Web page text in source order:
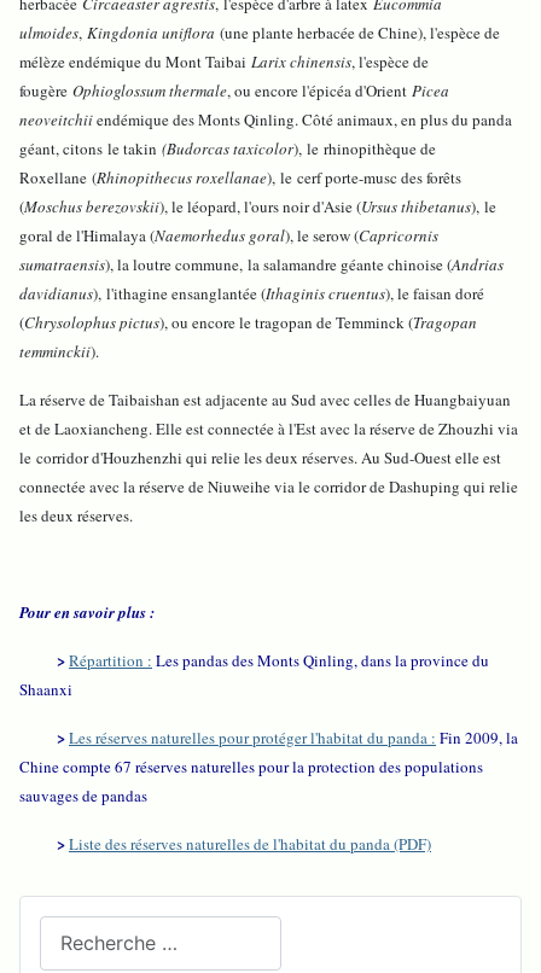
ulmoides, Kingdonia uniflora (une plante herbacée de Chine), l'espèce de
mélèze endémique du Mont Taibai Larix chinensis, l'espèce de
fougère Ophioglossum thermale, ou encore l'épicéa d'Orient Picea
neoveitchiiendémique des Monts Qinling. Côté animaux, en plus du panda
géant, citons le takin (Budorcas taxicolor), le rhinopithèque de
Roxellane (Rhinopithecus roxellanae), le cerf porte-musc des forêts
(Moschus berezovskii), le léopard, l'ours noir d'Asie (Ursus thibetanus), le
goral de l'Himalaya (Naemorhedus goral), le serow (Capricornis
sumatraensis), la loutre commune, la salamandre géante chinoise (Andrias
davidianus), l'ithagine ensanglantée (Ithaginis cruentus), le faisan doré
(Chrysolophus pictus), ou encore le tragopan de Temminck (Tragopan
temminckii).
La réserve de Taibaishan est adjacente au Sud avec celles de Huangbaiyuan
et de Laoxiancheng. Elle est connectée à l'Est avec la réserve de Zhouzhi via
le corridor d'Houzhenzhi qui relie les deux réserves. Au Sud-Ouest elle est
connectée avec la réserve de Niuweihe via le corridor de Dashuping qui relie
les deux réserves.
Pour en savoir plus :
>Répartition : Les pandas des Monts Qinling, dans la province du
Shaanxi
>Les réserves naturelles pour protéger l'habitat du panda : Fin 2009, la
Chine compte 67 réserves naturelles pour la protection des populations
sauvages de pandas
>Liste des réserves naturelles de l'habitat du panda (PDF)